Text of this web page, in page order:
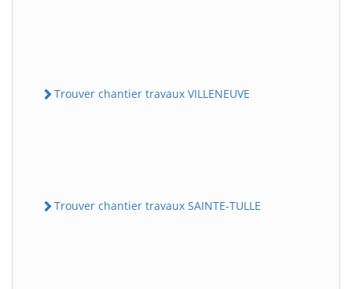
Trouver chantier travaux VILLENEUVE
Trouver chantier travaux SAINTE-TULLE